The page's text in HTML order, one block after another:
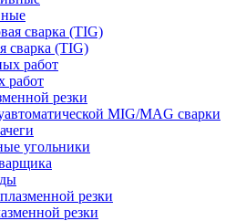
сварка (TIG)
работ
резки
MIG/MAG сварки
угольники
резки